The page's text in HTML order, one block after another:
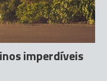
imperdíveis